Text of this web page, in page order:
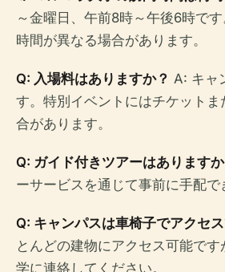
～金曜日、午前8時～午後6時で
時間が異なる場合があります。
Q: 入場料はありますか？ A: キャ
す。特別イベントにはチケット
合があります。
Q: ガイド付きツアーはありますか
ーサービスを通じて事前に手配で
Q: キャンパスは車椅子でアクセ
とんどの建物にアクセス可能で
学に連絡してください。